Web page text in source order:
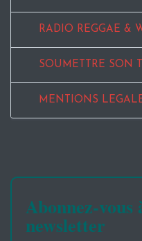
RADIO REGGAE &
SOUMETTRE SON
MENTIONS
Abonnez-vous
newsletter